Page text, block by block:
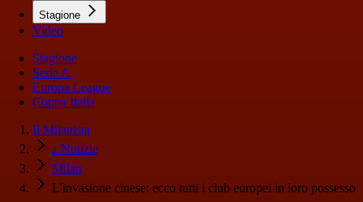
Stagione
Video
Stagione
Serie A
Europa League
Coppa Italia
Il Milanista
z Notizie
Milan
L'invasione cinese: ecco tutti i club europei in loro possesso